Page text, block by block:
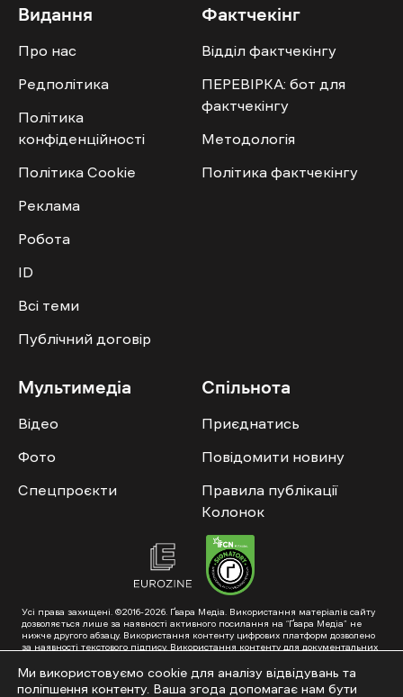
Видання
Про нас
Редполітика
Політика
конфіденційності
Політика Cookie
Реклама
Робота
ID
Всі теми
Публічний договір
Фактчекінг
Відділ фактчекінгу
ПЕРЕВІРКА: бот для
фактчекінгу
Методологія
Політика фактчекінгу
Мультимедіа
Відео
Фото
Спецпроєкти
Спільнота
Приєднатись
Повідомити новину
Правила публікації
Колонок
Усі права захищені. ©2016-2026. Ґвара Медіа. Використання матеріалів сайту
дозволяється лише за наявності активного посилання на “Ґвара Медіа” не
нижче другого абзацу. Використання контенту цифрових платформ дозволено
за наявності текстового підпису. Використання контенту для документальних
схвалення від редакції.
Суб’єкт у сфері онлайн-медіа; ідентифікатор медіа – R40-01353. Поштова
Ми використовуємо cookie для аналізу відвідувань та
поліпшення контенту. Ваша згода допомагає нам бути